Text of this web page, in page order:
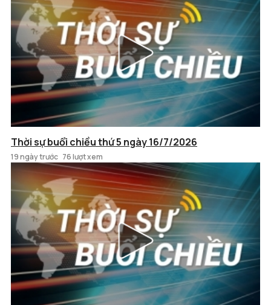
Thời sự buổi chiều thứ 5 ngày 16/7/2026
19 ngày trước 76 lượt xem